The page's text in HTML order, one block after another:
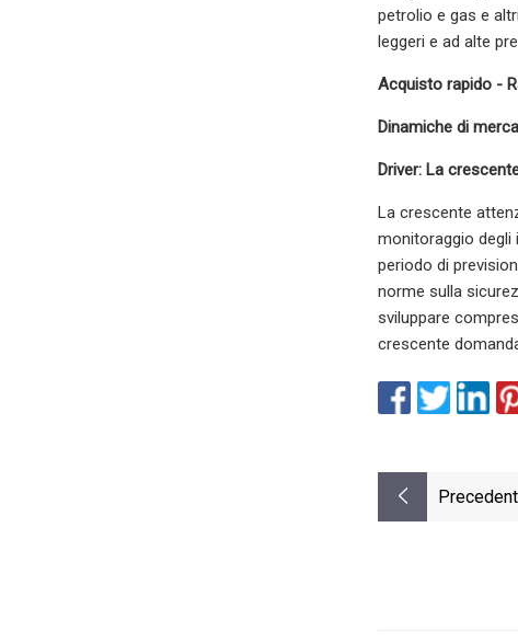
petrolio e gas e
leggeri e ad alte
Acquisto rapido -
Dinamiche di
Driver: La
La crescente
monitoraggio degli
periodo di
norme sulla
sviluppare
crescente